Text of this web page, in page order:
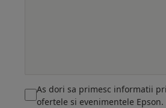
As dori sa primesc informatii
ofertele si evenimentele Epson.